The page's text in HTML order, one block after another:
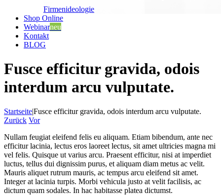
Firmenideologie
Shop Online
Webinarneu
Kontakt
BLOG
Fusce efficitur gravida, odois
interdum arcu vulputate.
Startseite|Fusce efficitur gravida, odois interdum arcu vulputate.
Zurück Vor
Nullam feugiat eleifend felis eu aliquam. Etiam bibendum, ante nec
efficitur lacinia, lectus eros laoreet lectus, sit amet ultricies magna mi
vel felis. Quisque ut varius arcu. Praesent efficitur, nisi at imperdiet
luctus, tellus dui dignissim purus, et aliquam diam metus ac velit.
Mauris aliquet rutrum mauris, ac tempus arcu eleifend sit amet.
Integer at lacinia turpis. Morbi vehicula justo at velit facilisis, ac
dictum quam sodales. In hac habitasse platea dictumst.